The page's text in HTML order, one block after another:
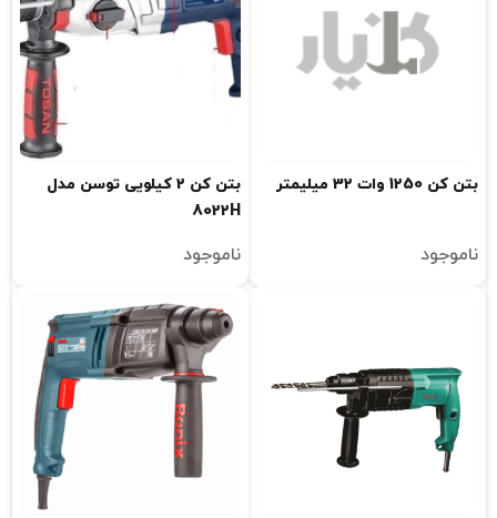
بتن کن 1250 وات 32 میلیمتر
ناموجود
بتن کن 2 کیلویی توسن مدل
8022H
ناموجود